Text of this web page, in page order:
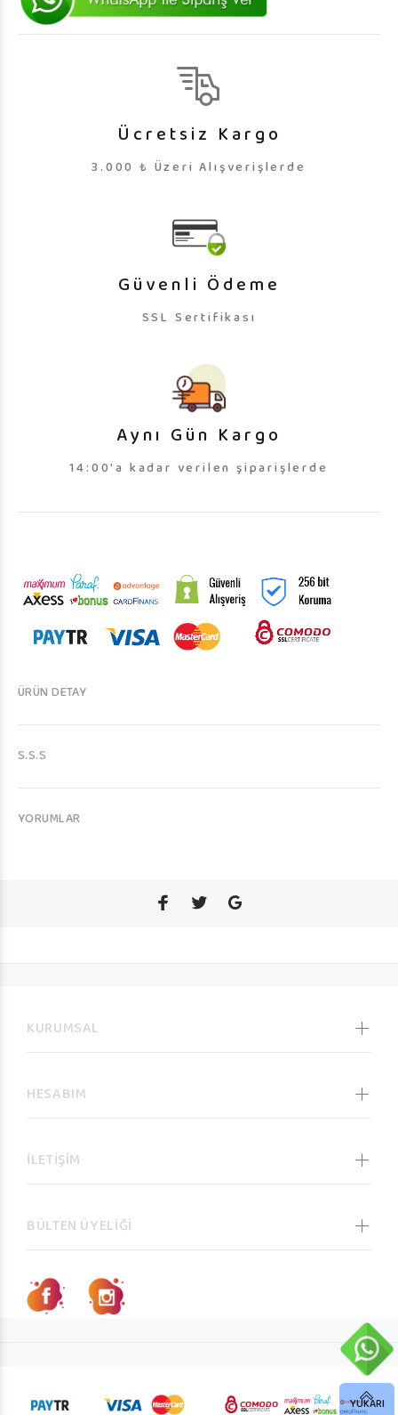
Ücretsiz Kargo
3.000 ₺ Üzeri Alışverişlerde
Güvenli Ödeme
SSL Sertifikası
Aynı Gün Kargo
14:00'a kadar verilen şiparişlerde
ÜRÜN DETAY
S.S.S
YORUMLAR
KURUMSAL
HESABIM
İLETİŞİM
BÜLTEN ÜYELİĞİ
YUKARI